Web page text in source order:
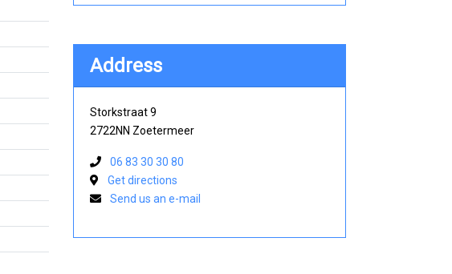
Address
Storkstraat 9
2722NN Zoetermeer
06 83 30 30 80
Get directions
Send us an e-mail